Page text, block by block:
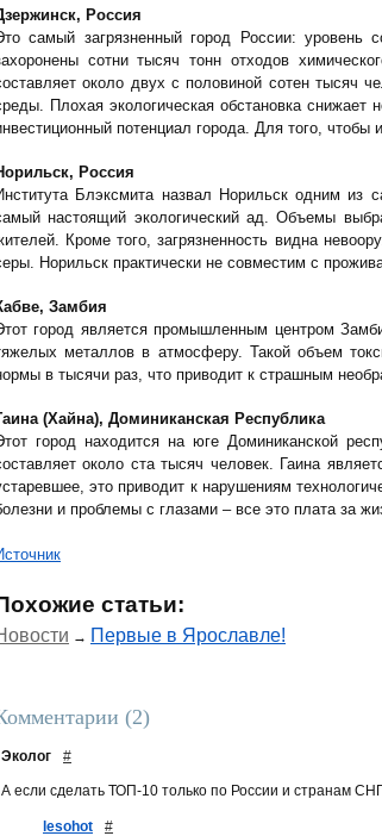
Россия
самый загрязненный город России:
сотни тысяч тонн отходов
около двух с половиной сотен тысяч
Плохая экологическая обстановка
потенциал города. Для того,
Россия
Блэксмита назвал Норильск одним из
настоящий экологический ад. Объемы
Кроме того, загрязненность видна
Норильск практически не совместим с
Замбия
город является промышленным центром
металлов в атмосферу. Такой объем
в тысячи раз, что приводит к страшным
(Хайна), Доминиканская Республика
город находится на юге Доминиканской
около ста тысяч человек. Гаина
это приводит к нарушениям
и проблемы с глазами – все это плата за
статьи:
→ Первые в Ярославле!
(2)
Эколог #
А если сделать ТОП-10 только по России и странам
lesohot #